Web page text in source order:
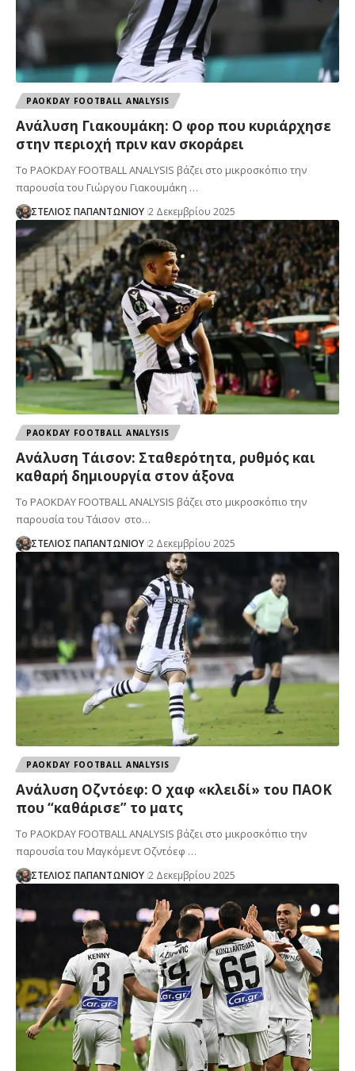
PAOKDAY FOOTBALL ANALYSIS
Ανάλυση Γιακουμάκη: Ο φορ που κυριάρχησε
στην περιοχή πριν καν σκοράρει
Το PAOKDAY FOOTBALL ANALYSIS βάζει στο μικροσκόπιο την
παρουσία του Γιώργου Γιακουμάκη …
ΣΤΕΛΙΟΣ ΠΑΠΑΝΤΩΝΙΟΥ 2 Δεκεμβρίου 2025
PAOKDAY FOOTBALL ANALYSIS
Ανάλυση Τάισον: Σταθερότητα, ρυθμός και
καθαρή δημιουργία στον άξονα
Το PAOKDAY FOOTBALL ANALYSIS βάζει στο μικροσκόπιο την
παρουσία του Τάισον στο…
ΣΤΕΛΙΟΣ ΠΑΠΑΝΤΩΝΙΟΥ 2 Δεκεμβρίου 2025
PAOKDAY FOOTBALL ANALYSIS
Ανάλυση Oζντόεφ: O χαφ «κλειδί» του ΠΑΟΚ
που “καθάρισε” το ματς
Το PAOKDAY FOOTBALL ANALYSIS βάζει στο μικροσκόπιο την
παρουσία του Μαγκόμεντ Οζντόεφ …
ΣΤΕΛΙΟΣ ΠΑΠΑΝΤΩΝΙΟΥ 2 Δεκεμβρίου 2025